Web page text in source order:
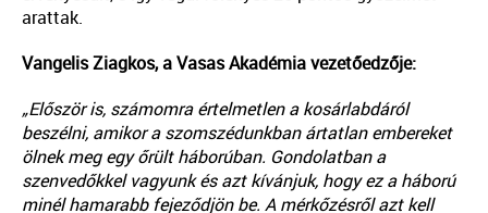
arattak.
Vangelis Ziagkos, a Vasas Akadémia vezetőedzője:
„Először is, számomra értelmetlen a kosárlabdáról
beszélni, amikor a szomszédunkban ártatlan embereket
ölnek meg egy őrült háborúban. Gondolatban a
szenvedőkkel vagyunk és azt kívánjuk, hogy ez a háború
minél hamarabb fejeződjön be. A mérkőzésről azt kell